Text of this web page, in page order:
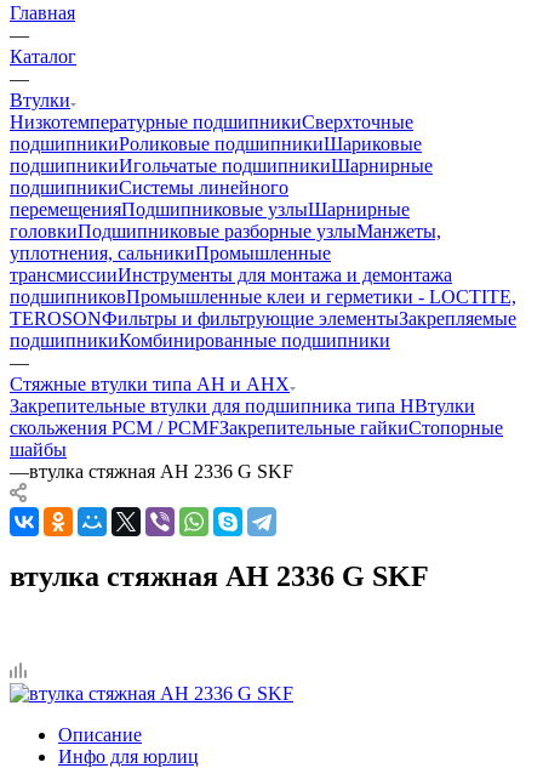
Главная
—
Каталог
—
Втулки
Низкотемпературные подшипникиСверхточные
подшипникиРоликовые подшипникиШариковые
подшипникиИгольчатые подшипникиШарнирные
подшипникиСистемы линейного
перемещенияПодшипниковые узлыШарнирные
головкиПодшипниковые разборные узлыМанжеты,
уплотнения, сальникиПромышленные
трансмиссииИнструменты для монтажа и демонтажа
подшипниковПромышленные клеи и герметики - LOCTITE,
TEROSONФильтры и фильтрующие элементыЗакрепляемые
подшипникиКомбинированные подшипники
—
Стяжные втулки типа AH и AHX
Закрепительные втулки для подшипника типа HВтулки
скольжения PCM / PCMFЗакрепительные гайкиСтопорные
шайбы
—втулка стяжная AH 2336 G SKF
втулка стяжная AH 2336 G SKF
Описание
Инфо для юрлиц